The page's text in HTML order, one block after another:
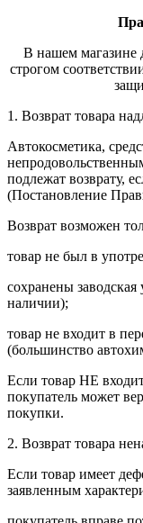
В нашем магазине
строгом
1. Возврат товара
Автокосметика,
подлежат возврату,
(Постановление
Возврат возможен
товар не был в
сохранены
наличии);
товар не входит в
(большинство
Если товар НЕ
покупатель может
покупки.
2. Возврат товара
Если товар имеет
заявленным